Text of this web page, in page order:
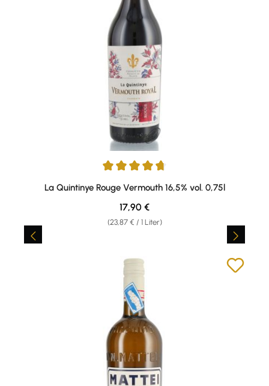
Durchschnittliche Bewertung von 4.67 von 5 Sternen
La Quintinye Rouge Vermouth 16,5% vol. 0,75l
(23,87 € / 1 Liter)
Regulärer Preis:
17,90 €